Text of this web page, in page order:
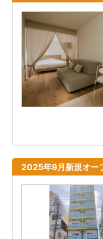
2025年9月新規オー